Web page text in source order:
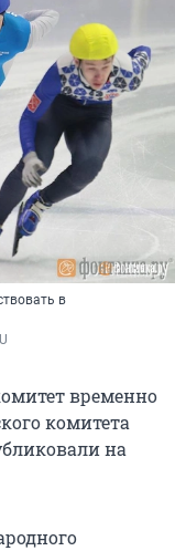
в
временно
комитета
на